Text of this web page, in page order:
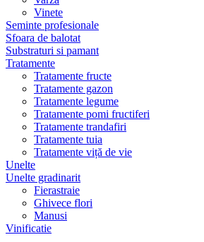
Vinete
Seminte profesionale
Sfoara de balotat
Substraturi si pamant
Tratamente
Tratamente fructe
Tratamente gazon
Tratamente legume
Tratamente pomi fructiferi
Tratamente trandafiri
Tratamente tuia
Tratamente viță de vie
Unelte
Unelte gradinarit
Fierastraie
Ghivece flori
Manusi
Vinificatie